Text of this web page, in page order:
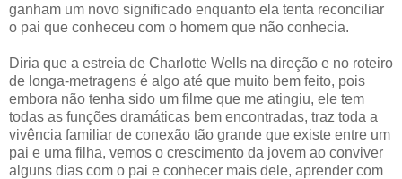
ganham um novo significado enquanto ela tenta reconciliar
o pai que conheceu com o homem que não conhecia.
Diria que a estreia de Charlotte Wells na direção e no roteiro
de longa-metragens é algo até que muito bem feito, pois
embora não tenha sido um filme que me atingiu, ele tem
todas as funções dramáticas bem encontradas, traz toda a
vivência familiar de conexão tão grande que existe entre um
pai e uma filha, vemos o crescimento da jovem ao conviver
alguns dias com o pai e conhecer mais dele, aprender com